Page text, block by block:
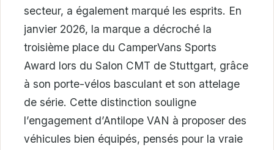
secteur, a également marqué les esprits. En
janvier 2026, la marque a décroché la
troisième place du CamperVans Sports
Award lors du Salon CMT de Stuttgart, grâce
à son porte-vélos basculant et son attelage
de série. Cette distinction souligne
l’engagement d’Antilope VAN à proposer des
véhicules bien équipés, pensés pour la vraie